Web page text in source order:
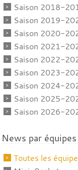
Saison 2018-
Saison 2019-
Saison 2020-
Saison 2021-
Saison 2022-
Saison 2023-
Saison 2024-
Saison 2025-
Saison 2026-
News par équipes
Toutes les